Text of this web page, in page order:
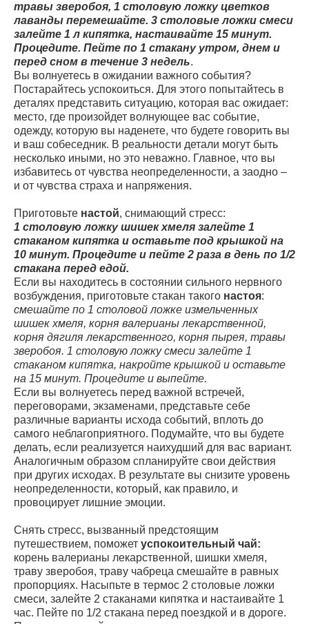
травы зверобоя, 1 столовую ложку цветков
лаванды перемешайте. 3 столовые ложки смеси
залейте 1 л кипятка, настаивайте 15 минут.
Процедите. Пейте по 1 стакану утром, днем и
перед сном в течение 3 недель.
Вы волнуетесь в ожидании важного события?
Постарайтесь успокоиться. Для этого попытайтесь в
деталях представить ситуацию, которая вас ожидает:
место, где произойдет волнующее вас событие,
одежду, которую вы наденете, что будете говорить вы
и ваш собеседник. В реальности детали могут быть
несколько иными, но это неважно. Главное, что вы
избавитесь от чувства неопределенности, а заодно –
и от чувства страха и напряжения.
Приготовьте настой, снимающий стресс:
1 столовую ложку шишек хмеля залейте 1
стаканом кипятка и оставьте под крышкой на
10 минут. Процедите и пейте 2 раза в день по 1/2
стакана перед едой.
Если вы находитесь в состоянии сильного нервного
возбуждения, приготовьте стакан такого настоя:
смешайте по 1 столовой ложке измельченных
шишек хмеля, корня валерианы лекарственной,
корня дягиля лекарственного, корня пырея, травы
зверобоя. 1 столовую ложку смеси залейте 1
стаканом кипятка, накройте крышкой и оставьте
на 15 минут. Процедите и выпейте.
Если вы волнуетесь перед важной встречей,
переговорами, экзаменами, представьте себе
различные варианты исхода событий, вплоть до
самого неблагоприятного. Подумайте, что вы будете
делать, если реализуется наихудший для вас вариант.
Аналогичным образом спланируйте свои действия
при других исходах. В результате вы снизите уровень
неопределенности, который, как правило, и
провоцирует лишние эмоции.
Снять стресс, вызванный предстоящим
путешествием, поможет успокоительный чай:
корень валерианы лекарственной, шишки хмеля,
траву зверобоя, траву чабреца смешайте в равных
пропорциях. Насыпьте в термос 2 столовые ложки
смеси, залейте 2 стаканами кипятка и настаивайте 1
час. Пейте по 1/2 стакана перед поездкой и в дороге.